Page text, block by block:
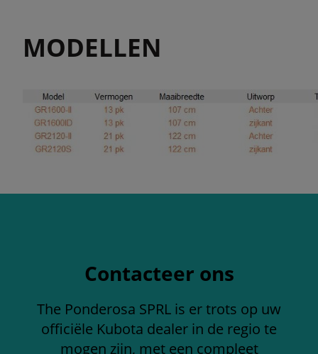
MODELLEN
Contacteer ons
The Ponderosa SPRL is er trots op uw
officiële Kubota dealer in de regio te
mogen zijn, met een compleet